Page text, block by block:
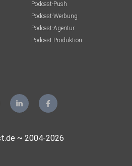
Podcast-Push
Podcast-Werbung
Podcast-Agentur
Podcast-Produktion
~ 2004-2026